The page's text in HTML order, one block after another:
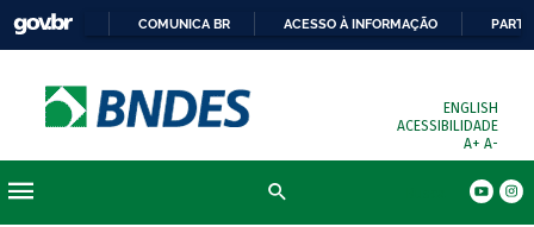
COMUNICA BR ACESSO À INFORMAÇÃO
ENGLISH
ACESSIBILIDADE
A+ A-